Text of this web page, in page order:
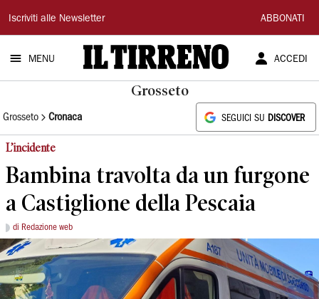
Il
Tirreno
Iscriviti alle Newsletter ABBONATI
MENU ACCEDI
Grosseto
Grosseto Cronaca SEGUICI SU DISCOVER
L’incidente
Bambina travolta da un furgone
a Castiglione della Pescaia
di Redazione web